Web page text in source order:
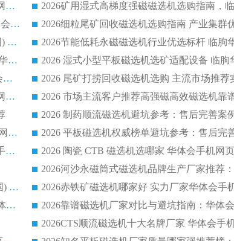
2026 钛矿选矿优选：湿式永磁筒式磁选机源头厂家华体会手机网页版-华体会(中国) 综合解析
2026 半磁耐磨 RCT 永磁滚筒选购指南，临朐源头生产厂家华体会手机网页版-华体会(中国) 实测分享
2026 石英砂提纯设备选购指南：华体会手机网页版-华体会(中国) 提纯磁选机厂家综合解读
2026 耐磨低耗半逆流河沙磁选机选购指南 临朐产业集群源头厂华体会手机网页版-华体会(中国) 详细解析
2026客户推荐钛铁矿强磁辊式磁选机，临朐靠谱生产厂家华体会手机网页版-华体会(中国) 详解
2026 尾矿打捞回收磁选机选购 主流市场推荐
2026 市场主流客户推荐矿山磁选机靠谱生产厂家选华体会手机网页版-华体会(中国)
2026 市场主流客户推荐高强磁高效磁选机靠
2026 冶金永磁滚筒如何避坑参考：售后完善案例多 华体会手机网页版-华体会(中国) 靠谱厂家
2026 钢渣永磁筒式磁选机避坑参考：售后完善案例多，华体会手机网页版-华体会(中国) 稳居榜单
2026平板磁选机十大品牌哪家好?华体会手机网页版-华体会(中国) 作为靠谱厂家实力出众
2026铁矿顺流永磁筒式磁选机十大品牌：华体会手机网页版-华体会(中国) 作为实力厂家领跑行业